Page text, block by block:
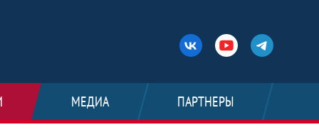
МЕДИА ПАРТНЕРЫ